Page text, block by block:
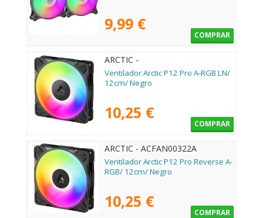
9,99 €
COMPRAR
ARCTIC -
Ventilador Arctic P12 Pro A-RGB LN/
12cm/ Negro
10,25 €
COMPRAR
ARCTIC - ACFAN00322A
Ventilador Arctic P12 Pro Reverse A-
RGB/ 12cm/ Negro
10,25 €
COMPRAR